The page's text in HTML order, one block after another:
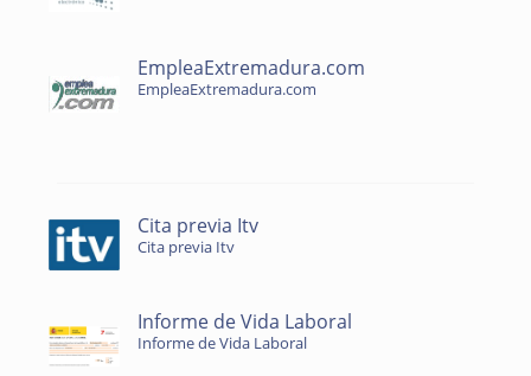
EmpleaExtremadura.com
EmpleaExtremadura.com
Cita previa Itv
Cita previa Itv
Informe de Vida Laboral
Informe de Vida Laboral